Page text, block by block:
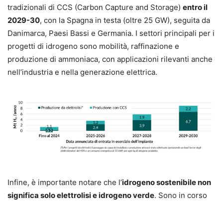
tradizionali di CCS (Carbon Capture and Storage) entro il
2029-30, con la Spagna in testa (oltre 25 GW), seguita da
Danimarca, Paesi Bassi e Germania. I settori principali per i
progetti di idrogeno sono mobilità, raffinazione e
produzione di ammoniaca, con applicazioni rilevanti anche
nell’industria e nella generazione elettrica.
Infine, è importante notare che l’idrogeno sostenibile non
significa solo elettrolisi e idrogeno verde. Sono in corso